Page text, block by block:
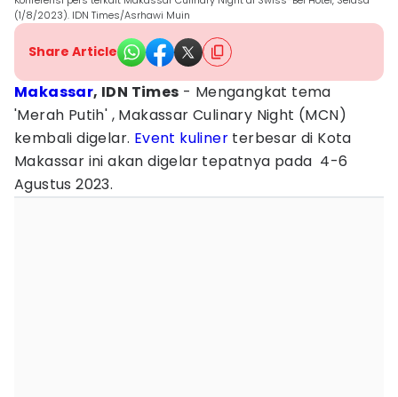
(1/8/2023). IDN Times/Asrhawi Muin
Share Article
Makassar, IDN Times - Mengangkat tema
'Merah Putih' , Makassar Culinary Night (MCN)
kembali digelar. Event kuliner terbesar di Kota
Makassar ini akan digelar tepatnya pada 4-6
Agustus 2023.